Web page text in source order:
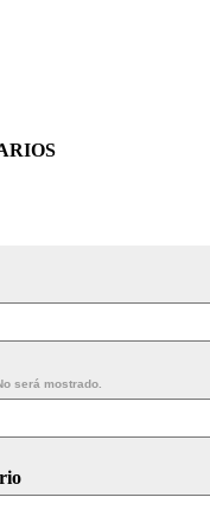
será mostrado.